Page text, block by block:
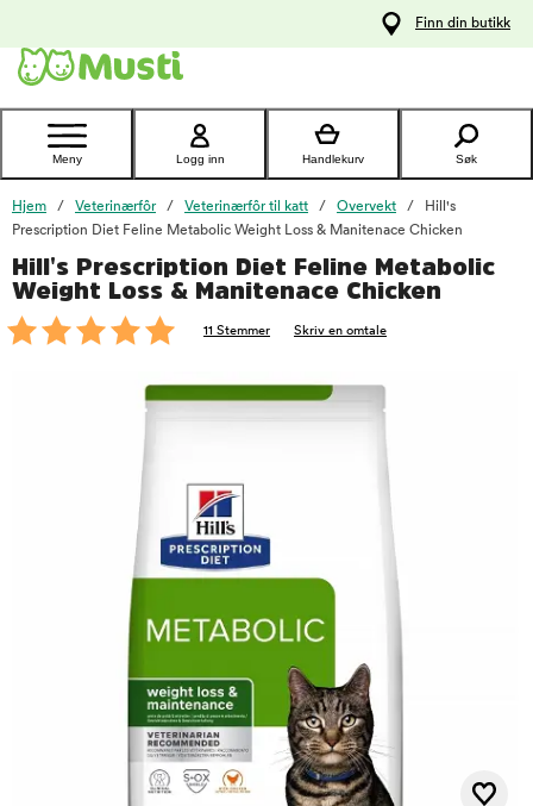
Kontakt
kundeservice
Finn din butikk
Meny Logg inn Handlekurv Søk
Hjem Veterinærfôr Veterinærfôr til katt Overvekt
Hill's
Prescription Diet Feline Metabolic Weight Loss & Manitenace Chicken
Hill's Prescription Diet Feline Metabolic
Weight Loss & Manitenace Chicken
11 Stemmer Skriv en omtale
foo